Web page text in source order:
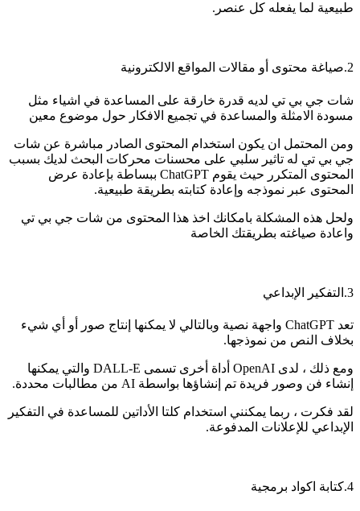
طبيعية لما يفعله كل عنصر.
2.صياغة محتوى أو مقالات المواقع الالكترونية
شات جي بي تي لديه قدرة خارقة على المساعدة في اشياء مثل
مسودة الامثلة والمساعدة في تجميع الافكار حول موضوع معين
ومن المحتمل ان يكون استخدام المحتوى الصادر مباشرة عن شات
جي بي تي له تاثير سلبي على محسنات محركات البحث لديك بسبب
المحتوى المتكرر حيث يقوم ChatGPT ببساطة بإعادة عرض
المحتوى عبر نموذجه وإعادة كتابته بطريقة طبيعية.
ولحل هذه المشكلة بامكانك اخذ هذا المحتوى من شات جي بي تي
واعادة صياغته بطريقتك الخاصة
3.التفكير الإبداعي
تعد ChatGPT واجهة نصية وبالتالي لا يمكنها إنتاج صور أو أي شيء
بخلاف النص من نموذجها.
ومع ذلك ، لدى OpenAI أداة أخرى تسمى DALL-E والتي يمكنها
إنشاء فن وصور فريدة تم إنشاؤها بواسطة AI من مطالبات محددة.
لقد فكرت ، ربما يمكنني استخدام كلتا الأداتين للمساعدة في التفكير
الإبداعي للإعلانات المدفوعة.
4.كتابة اكواد برمجية